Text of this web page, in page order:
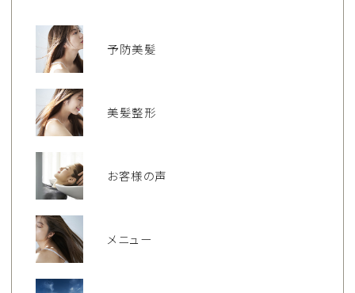
予防美髪
美髪整形
お客様の声
メニュー